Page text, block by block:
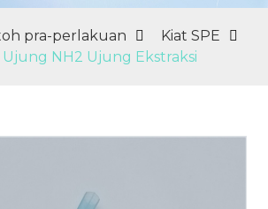
pra-perlakuan
Kiat SPE
NH2 Ujung Ekstraksi